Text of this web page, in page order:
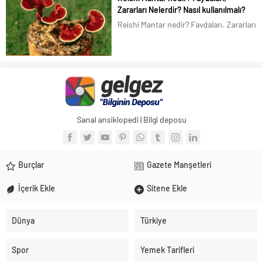
çiçeği, Altuncuk, Ölü çiçeği, Şamdan
çiçeği, Portakal nergisi, Aynısafa’dır.
Aynısefa (aynısafa), Türkiye de pek...
Zararları Nelerdir? Nasıl kullanılmalı?
Reishi Mantar nedir? Faydaları, Zararları
Lingzhi, Çincede, “manevi potens otu”
olarak da...
Sanal ansiklopedi | Bilgi deposu
Burçlar Gazete Manşetleri
İçerik Ekle Sitene Ekle
Dünya Türkiye
Spor Yemek Tarifleri